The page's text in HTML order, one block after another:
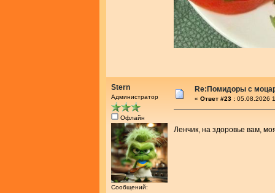
Stern
Администратор
Офлайн
Сообщений:
Re:Помидоры с
« Ответ #23 : 05.08.2026
Ленчик, на здоровье вам,